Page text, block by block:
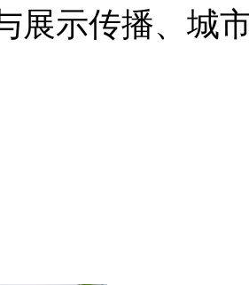
展示传播、城